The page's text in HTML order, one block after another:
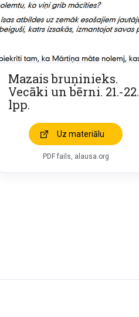
Mazais bruņinieks.
Vecāki un bērni. 21.-22.
lpp.
Uz materiālu
PDF fails, alausa.org